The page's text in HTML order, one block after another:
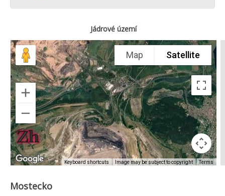
Jádrové území
Map Satellite
Keyboard shortcuts Image may be subject to copyright Terms
Mostecko